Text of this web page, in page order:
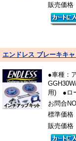
販売価格
エンドレス ブレーキキ
●車種：
用) ●ロ
お問合NO
標準価格
販売価格